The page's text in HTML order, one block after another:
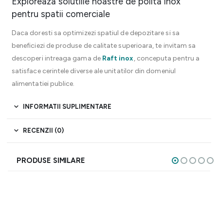
pentru spatii comerciale
Daca doresti sa optimizezi spatiul de depozitare si sa
beneficiezi de produse de calitate superioara, te invitam sa
descoperi intreaga gama de Raft inox, conceputa pentru a
satisface cerintele diverse ale unitatilor din domeniul
alimentatiei publice.
INFORMATII SUPLIMENTARE
RECENZII (0)
PRODUSE SIMILARE